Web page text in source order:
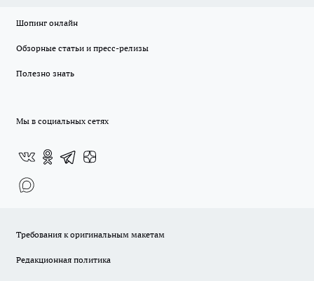
Шопинг онлайн
Обзорные статьи и пресс-релизы
Полезно знать
Мы в социальных сетях
Требования к оригинальным макетам
Редакционная политика